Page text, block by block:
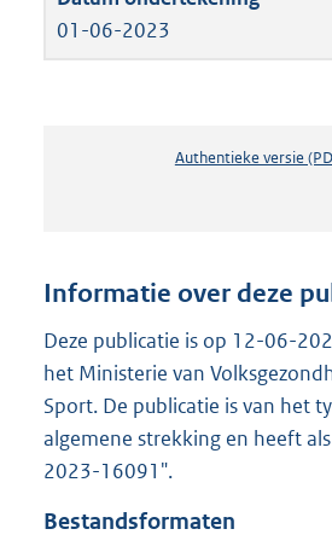
01-06-2023
Authentieke versie
Informatie over deze
Deze publicatie is op 12-06-
het Ministerie van
Sport. De publicatie is van het
algemene strekking en heeft
2023-16091".
Bestandsformaten